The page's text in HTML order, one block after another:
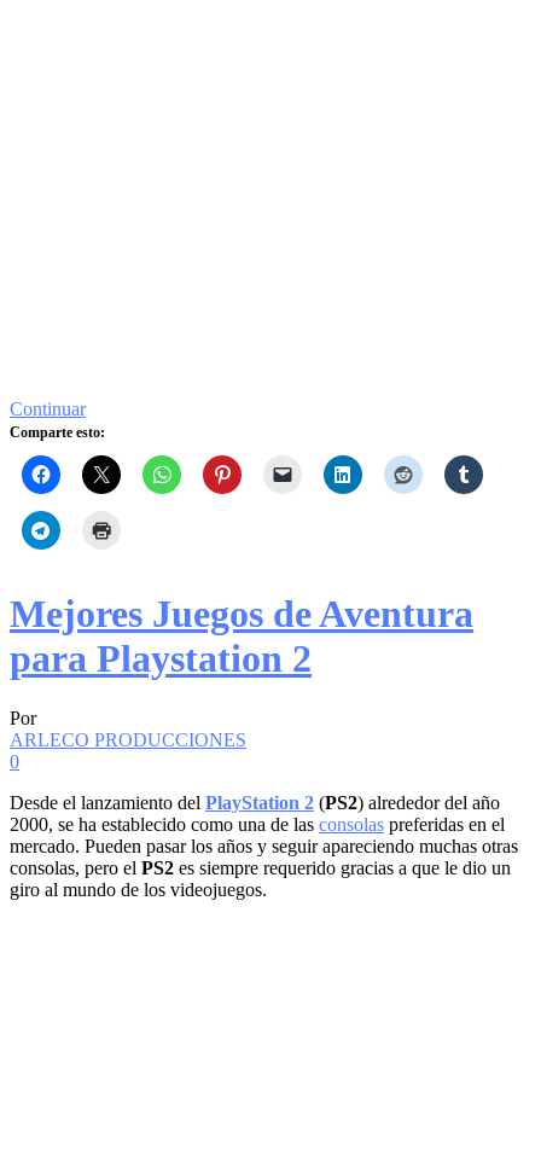
Continuar
Comparte esto:
Mejores Juegos de Aventura
para Playstation 2
Por
ARLECO PRODUCCIONES
0
Desde el lanzamiento del PlayStation 2 (PS2) alrededor del año
2000, se ha establecido como una de las consolas preferidas en el
mercado. Pueden pasar los años y seguir apareciendo muchas otras
consolas, pero el PS2 es siempre requerido gracias a que le dio un
giro al mundo de los videojuegos.